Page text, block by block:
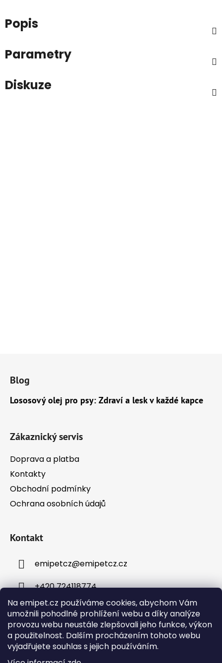
Na emipet.cz používáme cookies, abychom Vám
umožnili pohodlné prohlížení webu a díky analýze
provozu webu neustále zlepšovali jeho funkce, výkon
a použitelnost. Dalším procházením tohoto webu
vyjadřujete souhlas s jejich používáním.
Popis
Parametry
Diskuze
Blog
Lososový olej pro psy: Zdraví a lesk v každé kapce
Zákaznický servis
Doprava a platba
Kontakty
Obchodní podmínky
Ochrana osobních údajů
Kontakt
emipetcz@emipetcz.cz
+420 724118774
Instagram